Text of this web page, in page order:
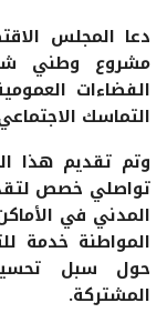
دعا المجلس
مشروع وطني
الفضاءات
التماسك
وتم تقديم هذا
تواصلي خصص
المدني في
المواطنة خدمة
حول سبل
المشتركة.